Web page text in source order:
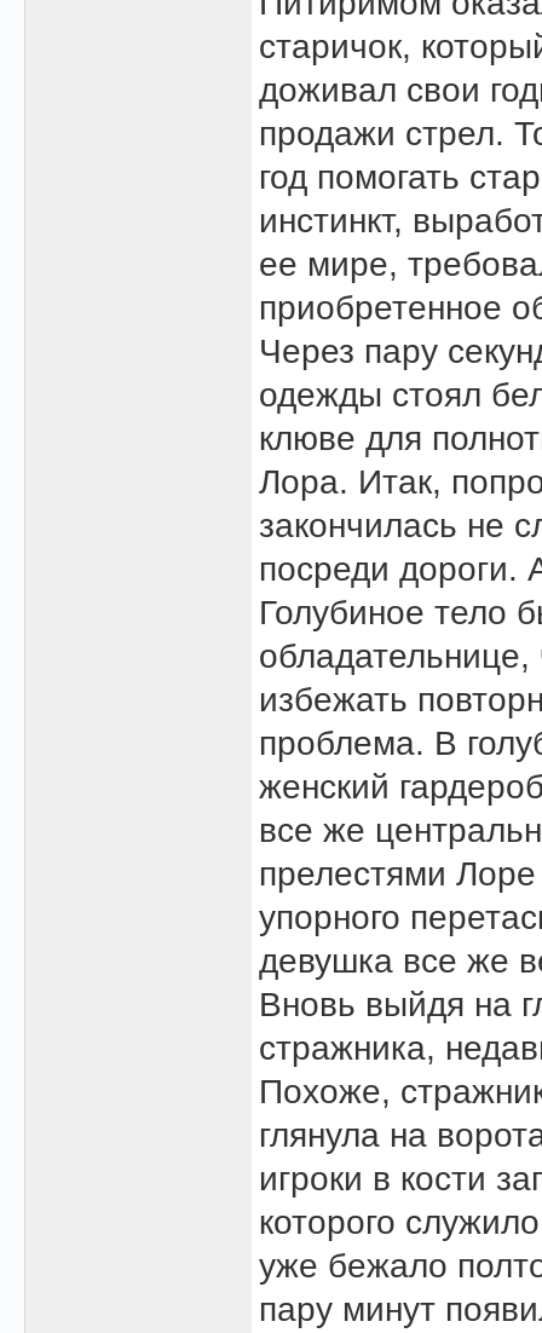
старичок,
доживал свои
продажи стрел.
год помогать
инстинкт,
ее мире,
приобретенное
Через пару
одежды стоял
клюве для
Лора. Итак,
закончилась не
посреди дороги.
Голубиное тело
избежать
проблема. В
женский
все же
прелестями
упорного
девушка все же
Вновь выйдя на
стражника,
Похоже,
глянула на
игроки в кости
которого
уже бежало
пару минут